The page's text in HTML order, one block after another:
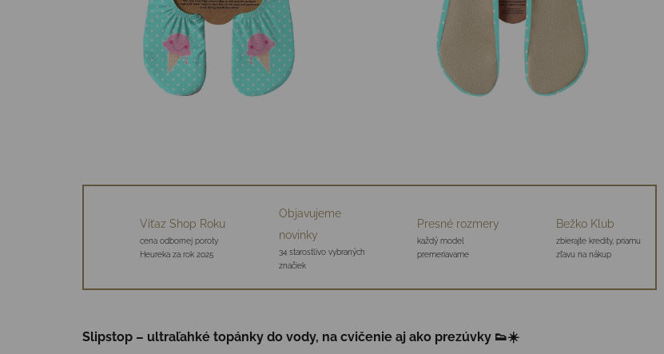
Víťaz Shop Roku
cena odbornej poroty
Heureka za rok 2025
Objavujeme
novinky
34 starostlivo vybraných
značiek
Presné rozmery
každý model
premeriavame
Bežko Klub
zbierajte kredity, priamu
zľavu na nákup
Slipstop – ultraľahké topánky do vody, na cvičenie aj ako prezúvky 👟☀️